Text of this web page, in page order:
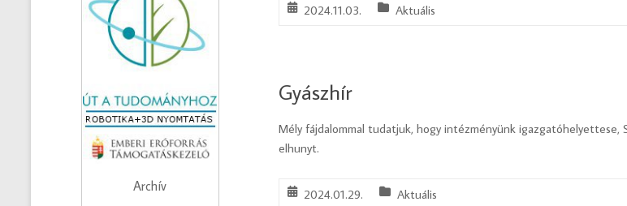
2024.11.03. Aktuális
Gyászhír
Mély fájdalommal tudatjuk, hogy intézményünk
elhunyt.
2024.01.29. Aktuális
Archív